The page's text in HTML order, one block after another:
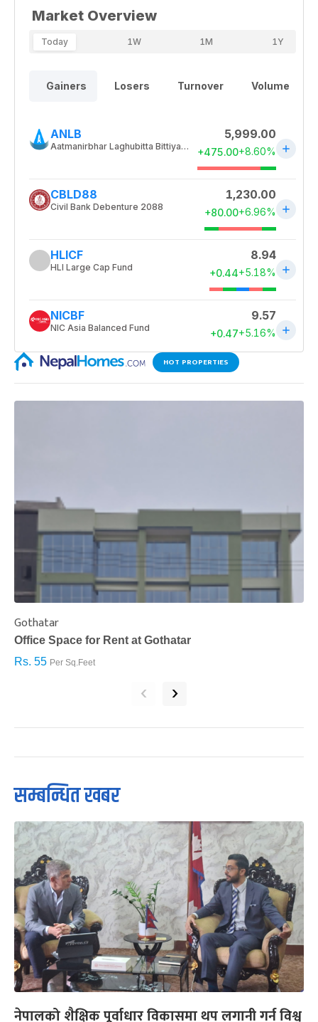
HOT PROPERTIES
Gothatar
Office Space for Rent at Gothatar
Rs. 55 Per Sq.Feet
‹ ›
सम्बन्धित खबर
नेपालको शैक्षिक पूर्वाधार विकासमा थप लगानी गर्न विश्व